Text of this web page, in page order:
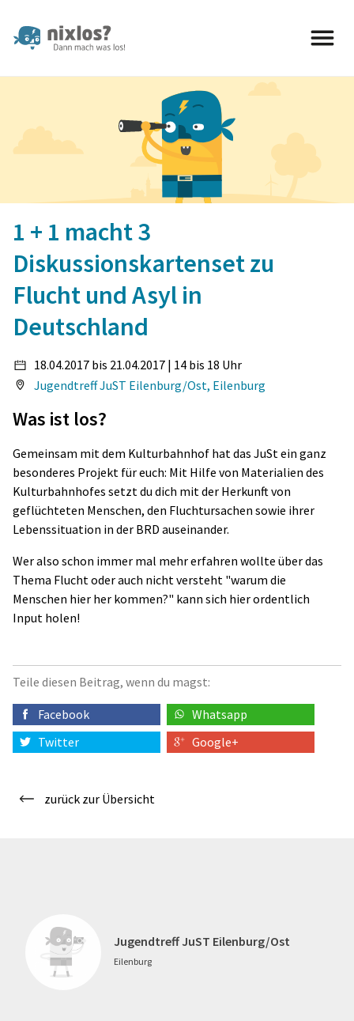
nixlos? Dann mach was
1 + 1 macht 3
Diskussionskartenset zu
Flucht und Asyl in
Deutschland
18.04.2017 bis 21.04.2017 | 14 bis 18 Uhr
Jugendtreff JuST Eilenburg/Ost, Eilenburg
Was ist los?
Gemeinsam mit dem Kulturbahnhof hat das JuSt ein ganz
besonderes Projekt für euch: Mit Hilfe von Materialien des
Kulturbahnhofes setzt du dich mit der Herkunft von
geflüchteten Menschen, den Fluchtursachen sowie ihrer
Lebenssituation in der BRD auseinander.
Wer also schon immer mal mehr erfahren wollte über das
Thema Flucht oder auch nicht versteht "warum die
Menschen hier her kommen?" kann sich hier ordentlich
Input holen!
Teile diesen Beitrag, wenn du magst:
Facebook
Whatsapp
Twitter
Google+
zurück zur Übersicht
Jugendtreff JuST Eilenburg/Ost
Eilenburg